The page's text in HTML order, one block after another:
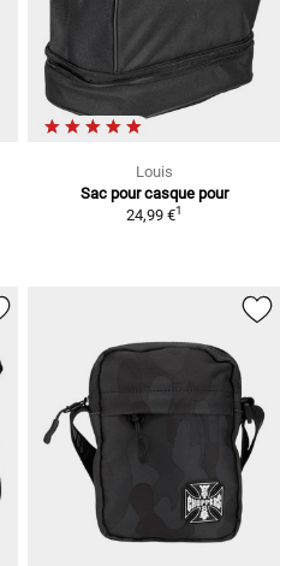
Louis
Sac pour casque pour
24,99 €1